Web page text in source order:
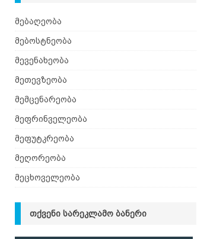
მებაღეობა
მებოსტნეობა
მევენახეობა
მეთევზეობა
მემცენარეობა
მეფრინველეობა
მეფუტკრეობა
მეღორეობა
მეცხოველეობა
ᲗᲥᲕᲔᲜᲘ ᲡᲐᲠᲔᲙᲚᲐᲛᲝ ᲑᲐᲜᲔᲠᲘ